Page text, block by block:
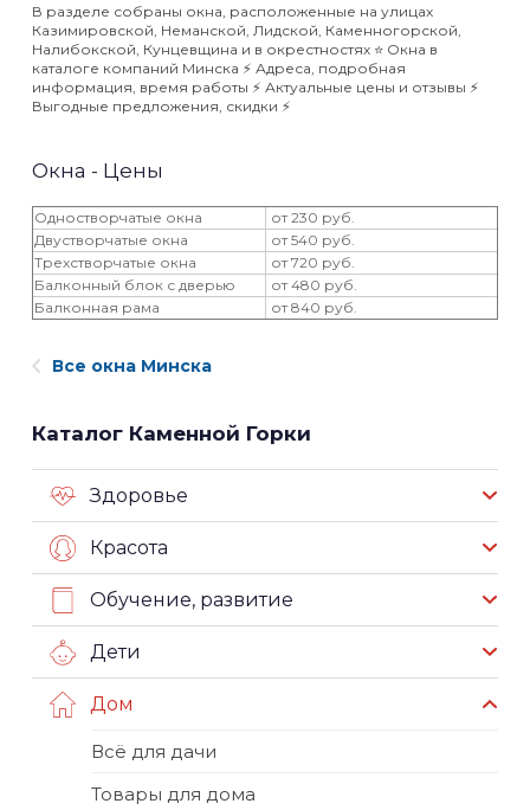
В разделе собраны окна, расположенные на улицах
Казимировской, Неманской, Лидской, Каменногорской,
Налибокской, Кунцевщина и в окрестностях ⭐️ Окна в
каталоге компаний Минска ⚡️ Адреса, подробная
информация, время работы ⚡️ Актуальные цены и отзывы ⚡️
Выгодные предложения, скидки ⚡️
Окна - Цены
Одностворчатые окна
от 230 руб.
Двустворчатые окна
от 540 руб.
Трехстворчатые окна
от 720 руб.
Балконный блок с дверью
от 480 руб.
Балконная рама
от 840 руб.
Все окна Минска
Каталог Каменной Горки
Здоровье
Красота
Обучение, развитие
Дети
Дом
Всё для дачи
Товары для дома